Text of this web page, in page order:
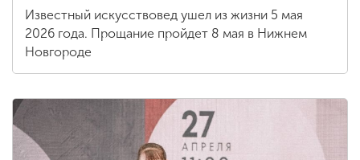
Известный искусствовед ушел из жизни 5 мая
2026 года. Прощание пройдет 8 мая в Нижнем
Новгороде